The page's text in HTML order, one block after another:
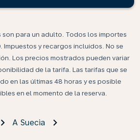
para un adulto. Todos los importes
Impuestos y recargos incluidos. No se
Los precios mostrados pueden variar
de la tarifa. Las tarifas que se
en las últimas 48 horas y es posible
en el momento de la reserva.
A Suecia